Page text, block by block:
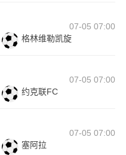
07-05 07:00
格林维勒凯旋
07-05 07:00
约克联FC
07-05 07:00
塞阿拉